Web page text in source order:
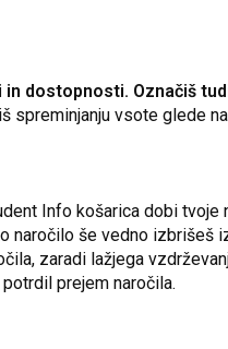
dostopnosti. Označiš
spreminjanju vsote glede
Info košarica dobi tvoje
naročilo še vedno izbrišeš
zaradi lažjega
prejem naročila.